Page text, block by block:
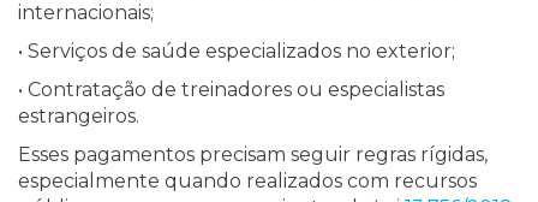
internacionais;
• Serviços de saúde especializados no exterior;
• Contratação de treinadores ou especialistas
estrangeiros.
Esses pagamentos precisam seguir regras rígidas,
especialmente quando realizados com recursos